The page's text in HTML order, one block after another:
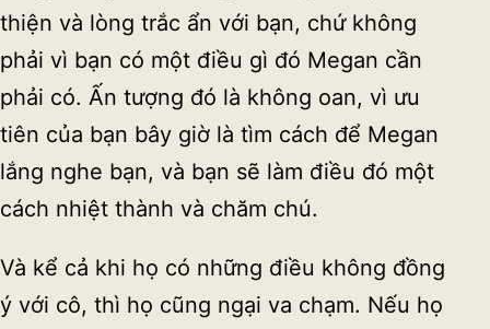
thiện và lòng trắc ẩn với bạn, chứ không
phải vì bạn có một điều gì đó Megan cần
phải có. Ấn tượng đó là không oan, vì ưu
tiên của bạn bây giờ là tìm cách để Megan
lắng nghe bạn, và bạn sẽ làm điều đó một
cách nhiệt thành và chăm chú.
Và kể cả khi họ có những điều không đồng
ý với cô, thì họ cũng ngại va chạm. Nếu họ